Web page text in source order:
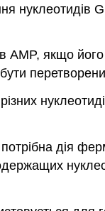
нуклеотидів
AMP, якщо
дія